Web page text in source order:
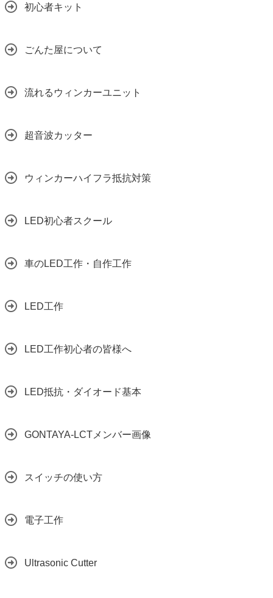
初心者キット
ごんた屋について
流れるウィンカーユニット
超音波カッター
ウィンカーハイフラ抵抗対策
LED初心者スクール
車のLED工作・自作工作
LED工作
LED工作初心者の皆様へ
LED抵抗・ダイオード基本
GONTAYA-LCTメンバー画像
スイッチの使い方
電子工作
Ultrasonic Cutter